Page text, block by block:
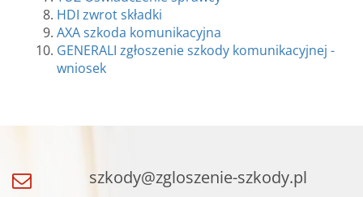
HDI zwrot składki
AXA szkoda komunikacyjna
GENERALI zgłoszenie szkody komunikacyjnej -
wniosek
szkody@zgloszenie-szkody.pl